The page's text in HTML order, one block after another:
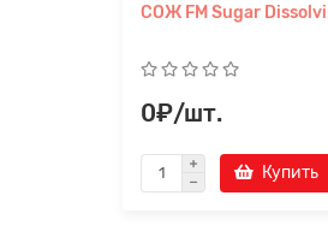
СОЖ FM Sugar
0₽/шт.
Купить